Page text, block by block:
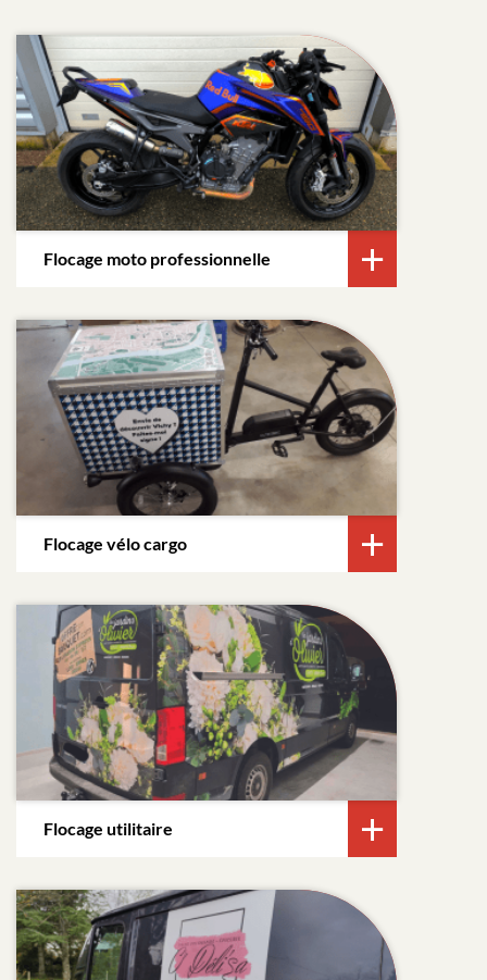
Flocage moto professionnelle
Flocage vélo cargo
Flocage utilitaire